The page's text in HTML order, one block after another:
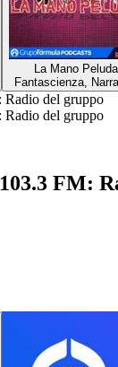
La Mano Peluda
Fantascienza,
del gruppo
del gruppo
FM: